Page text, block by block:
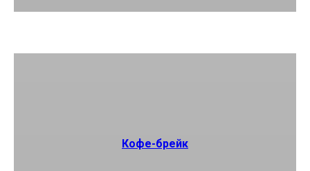
Кофе-брейк